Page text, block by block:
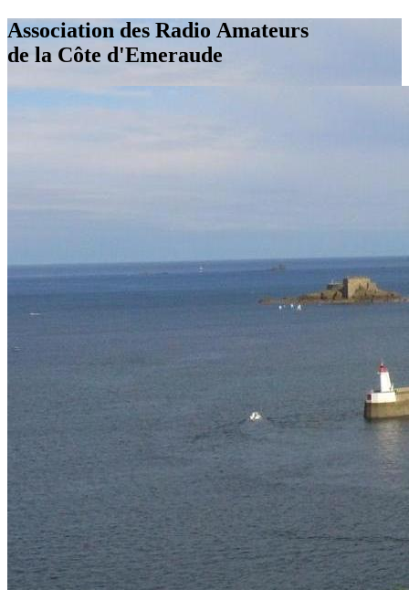
Association des Radio Amateurs
de la Côte d'Emeraude